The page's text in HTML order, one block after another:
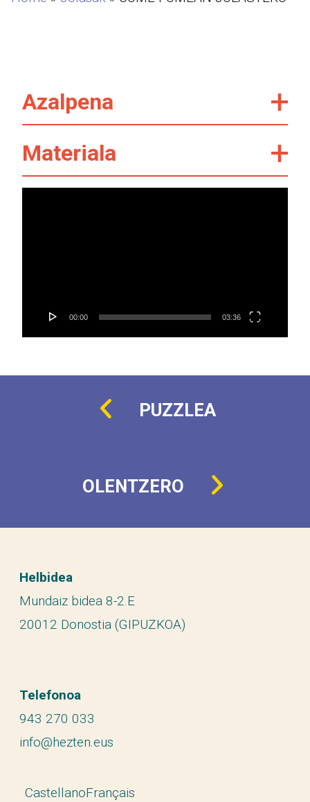
Azalpena
Materiala
00:00 03:36
PUZZLEA
OLENTZERO
Helbidea
Mundaiz bidea 8-2.E
20012 Donostia (GIPUZKOA)
Telefonoa
943 270 033
info@hezten.eus
CastellanoFrançais